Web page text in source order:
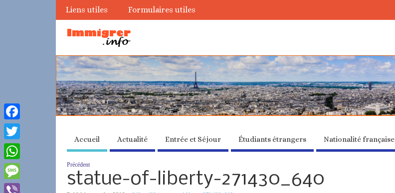
Liens utiles Formulaires utiles
Accueil Actualité Entrée et Séjour Étudiants étrangers Nationalité française
Précédent
statue-of-liberty-271430_640
Facebook
Twitter
WhatsApp
Message